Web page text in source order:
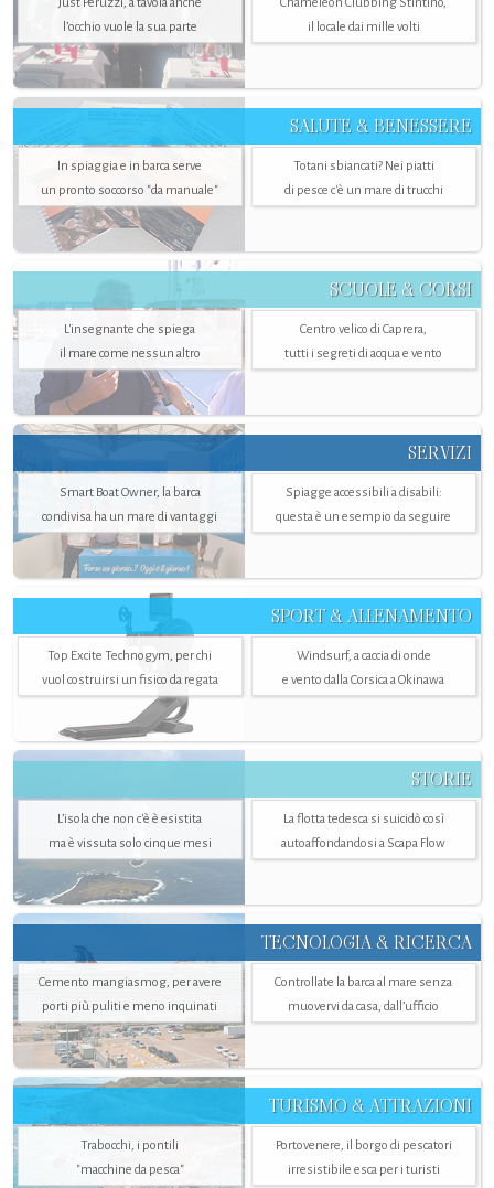
l’occhio vuole la sua parte
il locale dai mille volti
SALUTE & BENESSERE
In spiaggia e in barca serve
un pronto soccorso "da manuale"
Totani sbiancati? Nei piatti
di pesce c'è un mare di trucchi
SCUOLE & CORSI
L'insegnante che spiega
il mare come nessun altro
Centro velico di Caprera,
tutti i segreti di acqua e vento
SERVIZI
Smart Boat Owner, la barca
condivisa ha un mare di vantaggi
Spiagge accessibili a disabili:
questa è un esempio da seguire
SPORT & ALLENAMENTO
Top Excite Technogym, per chi
vuol costruirsi un fisico da regata
Windsurf, a caccia di onde
e vento dalla Corsica a Okinawa
STORIE
L’isola che non c'è è esistita
ma è vissuta solo cinque mesi
La flotta tedesca si suicidò così
autoaffondandosi a Scapa Flow
TECNOLOGIA & RICERCA
Cemento mangiasmog, per avere
porti più puliti e meno inquinati
Controllate la barca al mare senza
muovervi da casa, dall’ufficio
TURISMO & ATTRAZIONI
Trabocchi, i pontili
"macchine da pesca"
Portovenere, il borgo di pescatori
irresistibile esca per i turisti